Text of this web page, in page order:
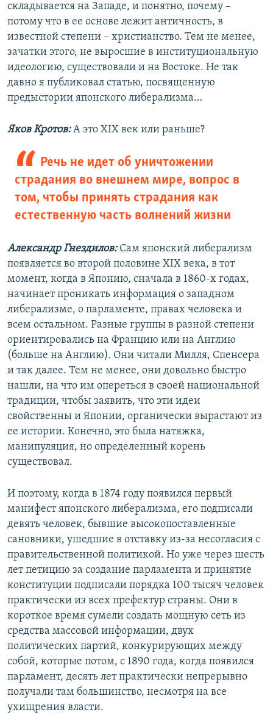
складывается на Западе, и понятно, почему –
потому что в ее основе лежит античность, в
известной степени – христианство. Тем не менее,
зачатки этого, не выросшие в институциональную
идеологию, существовали и на Востоке. Не так
давно я публиковал статью, посвященную
предыстории японского либерализма…
Яков Кротов:А это XIX век или раньше?
Речь не идет об уничтожении
страдания во внешнем мире, вопрос в
том, чтобы принять страдания как
естественную часть волнений жизни
Александр Гнездилов:Сам японский либерализм
появляется во второй половине XIX века, в тот
момент, когда в Японию, сначала в 1860-х годах,
начинает проникать информация о западном
либерализме, о парламенте, правах человека и
всем остальном. Разные группы в разной степени
ориентировались на Францию или на Англию
(больше на Англию). Они читали Милля, Спенсера
и так далее. Тем не менее, они довольно быстро
нашли, на что им опереться в своей национальной
традиции, чтобы заявить, что эти идеи
свойственны и Японии, органически вырастают из
ее истории. Конечно, это была натяжка,
манипуляция, но определенный корень
существовал.
И поэтому, когда в 1874 году появился первый
манифест японского либерализма, его подписали
девять человек, бывшие высокопоставленные
сановники, ушедшие в отставку из-за несогласия с
правительственной политикой. Но уже через шесть
лет петицию за создание парламента и принятие
конституции подписали порядка 100 тысяч человек
практически из всех префектур страны. Они в
короткое время сумели создать мощную сеть из
средства массовой информации, двух
политических партий, конкурирующих между
собой, которые потом, с 1890 года, когда появился
парламент, десять лет практически непрерывно
получали там большинство, несмотря на все
ухищрения власти.